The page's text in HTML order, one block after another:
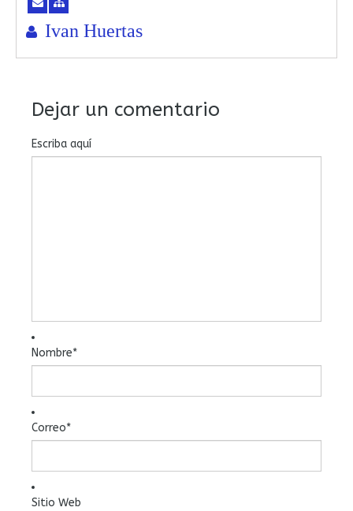
Ivan Huertas
Dejar un comentario
Escriba aquí
Nombre*
Correo*
Sitio Web